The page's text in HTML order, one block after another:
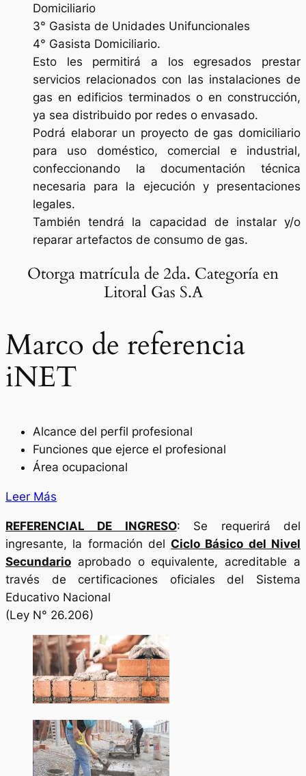
Domiciliario
3° Gasista de Unidades Unifuncionales
4° Gasista Domiciliario.
Esto les permitirá a los egresados prestar
servicios relacionados con las instalaciones de
gas en edificios terminados o en construcción,
ya sea distribuido por redes o envasado.
Podrá elaborar un proyecto de gas domiciliario
para uso doméstico, comercial e industrial,
confeccionando la documentación técnica
necesaria para la ejecución y presentaciones
legales.
También tendrá la capacidad de instalar y/o
reparar artefactos de consumo de gas.
Otorga matrícula de 2da. Categoría en
Litoral Gas S.A
Marco de referencia
iNET
Alcance del perfil profesional
Funciones que ejerce el profesional
Área ocupacional
Leer Más
REFERENCIAL DE INGRESO: Se requerirá del
ingresante, la formación delCiclo Básico del Nivel
Secundario aprobado o equivalente, acreditable a
través de certificaciones oficiales del Sistema
Educativo Nacional
(Ley N° 26.206)